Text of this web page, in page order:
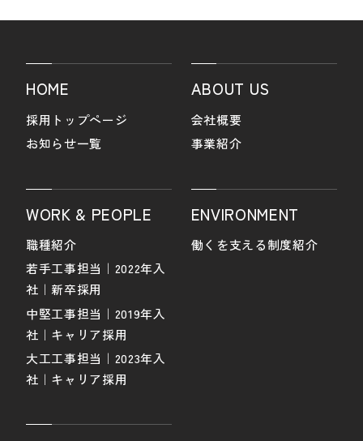
HOME
採用トップページ
お知らせ一覧
ABOUT US
会社概要
事業紹介
WORK & PEOPLE
職種紹介
若手工事担当｜2022年入
社｜新卒採用
中堅工事担当｜2019年入
社｜キャリア採用
大工工事担当｜2023年入
社｜キャリア採用
ENVIRONMENT
働くを支える制度紹介